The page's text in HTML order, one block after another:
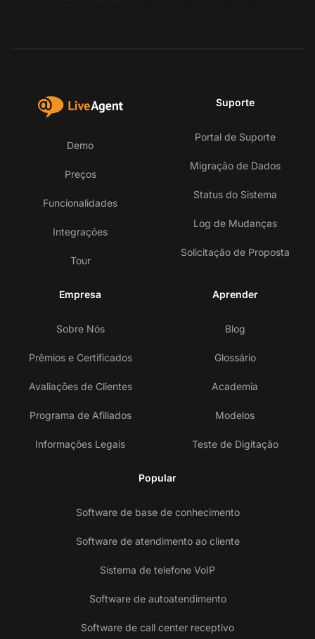
Demo
Preços
Funcionalidades
Integrações
Tour
Suporte
Portal de Suporte
Migração de Dados
Status do Sistema
Log de Mudanças
Solicitação de Proposta
Empresa
Sobre Nós
Prêmios e Certificados
Avaliações de Clientes
Programa de Afiliados
Informações Legais
Aprender
Blog
Glossário
Academia
Modelos
Teste de Digitação
Popular
Software de base de conhecimento
Software de atendimento ao cliente
Sistema de telefone VoIP
Software de autoatendimento
Software de call center receptivo